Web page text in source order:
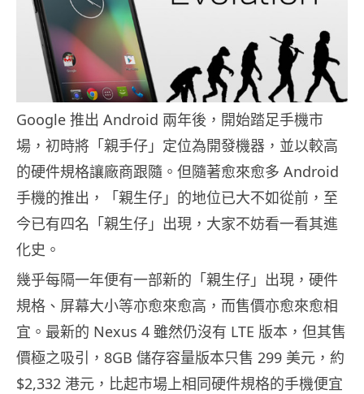
Google 推出 Android 兩年後，開始踏足手機市
場，初時將「親手仔」定位為開發機器，並以較高
的硬件規格讓廠商跟隨。但隨著愈來愈多 Android
手機的推出，「親生仔」的地位已大不如從前，至
今已有四名「親生仔」出現，大家不妨看一看其進
化史。
幾乎每隔一年便有一部新的「親生仔」出現，硬件
規格、屏幕大小等亦愈來愈高，而售價亦愈來愈相
宜。最新的 Nexus 4 雖然仍沒有 LTE 版本，但其售
價極之吸引，8GB 儲存容量版本只售 299 美元，約
$2,332 港元，比起市場上相同硬件規格的手機便宜